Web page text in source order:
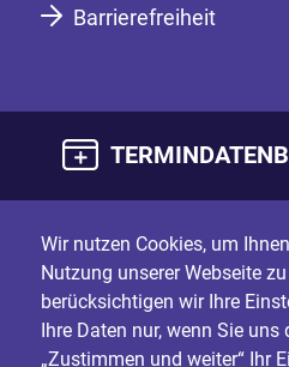
Barrierefreiheit
Wir nutzen Cookies, um
Nutzung unserer Webseite
berücksichtigen wir Ihre
Ihre Daten nur, wenn Sie
„Zustimmen und weiter“ Ihr